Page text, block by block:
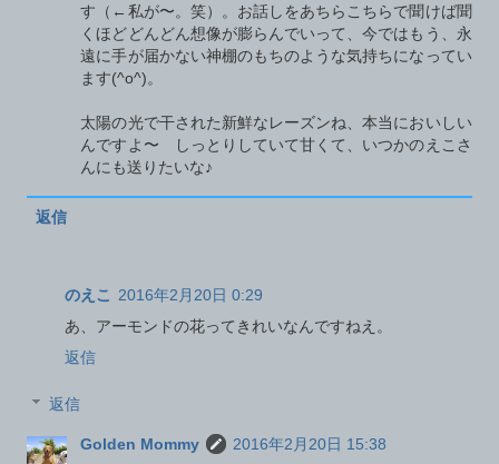
す（←私が〜。笑）。お話しをあちらこちらで聞けば聞
くほどどんどん想像が膨らんでいって、今ではもう、永
遠に手が届かない神棚のもちのような気持ちになってい
ます(^o^)。
太陽の光で干された新鮮なレーズンね、本当においしい
んですよ〜 しっとりしていて甘くて、いつかのえこさ
んにも送りたいな♪
返信
のえこ 2016年2月20日 0:29
あ、アーモンドの花ってきれいなんですねえ。
返信
返信
Golden Mommy
2016年2月20日 15:38